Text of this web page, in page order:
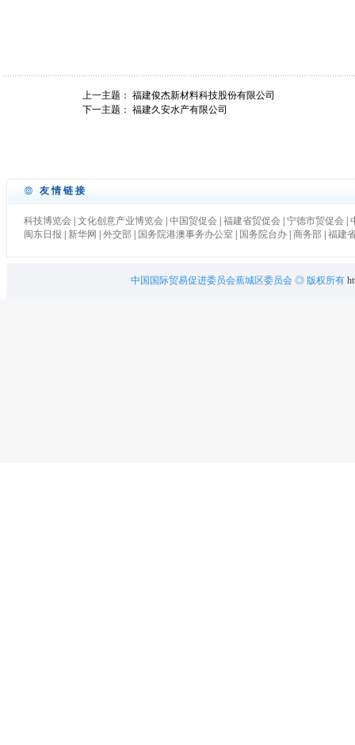
上一主题： 福建俊杰新材料科技股份有限公司
下一主题： 福建久安水产有限公司
友情链接
科技博览会| 文化创意产业博览会| 中国贸促会| 福建省贸促会| 宁德市贸促会|
闽东日报
新华网 外交部| 国务院港澳事务办公室| 国务院台办| 商务部 福建
中国国际贸易促进委员会蕉城区委员会 ◎ 版权所有